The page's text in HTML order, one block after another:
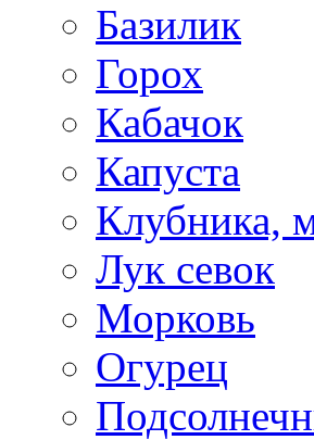
Базилик
Горох
Кабачок
Капуста
Клубника,
Лук севок
Морковь
Огурец